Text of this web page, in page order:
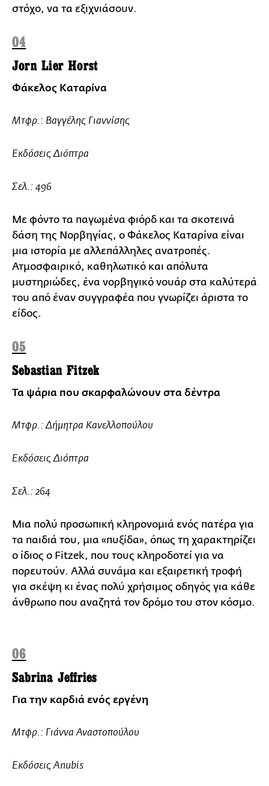
στόχο, να τα εξιχνιάσουν.
04
Jorn Lier Horst
Φάκελος Καταρίνα
Μτφρ.: Βαγγέλης Γιαννίσης
Εκδόσεις Διόπτρα
Σελ.: 496
Με φόντο τα παγωμένα φιόρδ και τα σκοτεινά
δάση της Νορβηγίας, ο Φάκελος Καταρίνα είναι
μια ιστορία με αλλεπάλληλες ανατροπές.
Ατμοσφαιρικό, καθηλωτικό και απόλυτα
μυστηριώδες, ένα νορβηγικό νουάρ στα καλύτερά
του από έναν συγγραφέα που γνωρίζει άριστα το
είδος.
05
Sebastian Fitzek
Τα ψάρια που σκαρφαλώνουν στα δέντρα
Μτφρ.: Δήμητρα Κανελλοπούλου
Εκδόσεις Διόπτρα
Σελ.: 264
Μια πολύ προσωπική κληρονομιά ενός πατέρα για
τα παιδιά του, μια «πυξίδα», όπως τη χαρακτηρίζει
ο ίδιος ο Fitzek, που τους κληροδοτεί για να
πορευτούν. Αλλά συνάμα και εξαιρετική τροφή
για σκέψη κι ένας πολύ χρήσιμος οδηγός για κάθε
άνθρωπο που αναζητά τον δρόμο του στον κόσμο.
06
Sabrina Jeffries
Για την καρδιά ενός εργένη
Μτφρ.: Γιάννα Αναστοπούλου
Εκδόσεις Anubis